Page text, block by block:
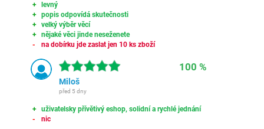
levný
popis odpovídá skutečnosti
velký výběr věcí
nějaké věci jinde neseženete
na dobírku jde zaslat jen 10 ks zboží
100 %
Miloš
před 5 dny
uživatelsky přívětivý eshop, solidní a rychlé jednání
nic